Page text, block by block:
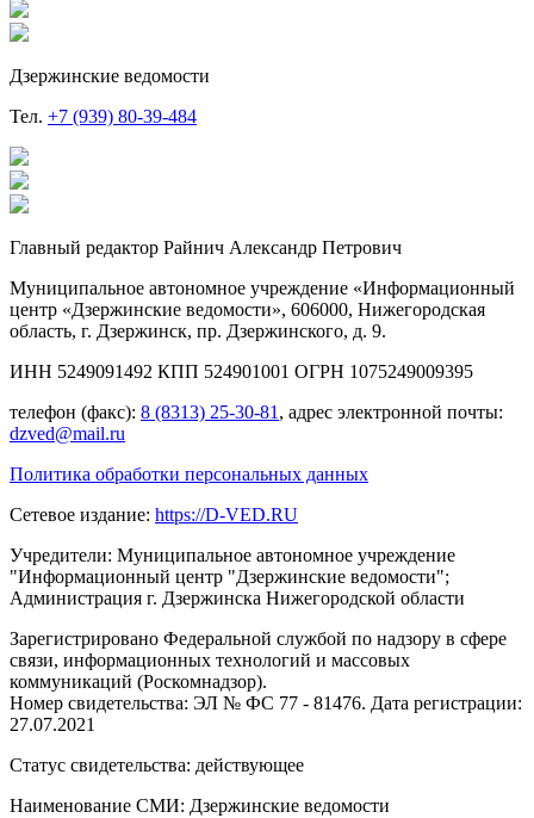
Дзержинские ведомости
Тел. +7 (939) 80-39-484
Главный редактор Райнич Александр Петрович
Муниципальное автономное учреждение «Информационный
центр «Дзержинские ведомости», 606000, Нижегородская
область, г. Дзержинск, пр. Дзержинского, д. 9.
ИНН 5249091492 КПП 524901001 ОГРН 1075249009395
телефон (факс): 8 (8313) 25-30-81 , адрес электронной почты:
dzved@mail.ru
Политика обработки персональных данных
Сетевое издание: https://D-VED.RU
Учредители: Муниципальное автономное учреждение
"Информационный центр "Дзержинские ведомости";
Администрация г. Дзержинска Нижегородской области
Зарегистрировано Федеральной службой по надзору в сфере
связи, информационных технологий и массовых
коммуникаций (Роскомнадзор).
Номер свидетельства: ЭЛ № ФС 77 - 81476. Дата регистрации:
27.07.2021
Статус свидетельства: действующее
Наименование СМИ: Дзержинские ведомости